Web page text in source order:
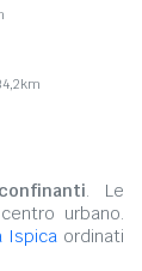
. Le
urbano.
Ispicaordinati